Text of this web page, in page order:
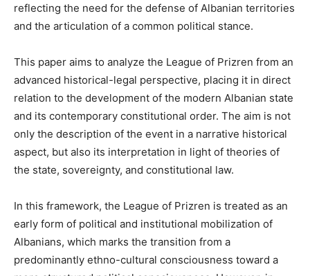
reflecting the need for the defense of Albanian territories
and the articulation of a common political stance.
This paper aims to analyze the League of Prizren from an
advanced historical-legal perspective, placing it in direct
relation to the development of the modern Albanian state
and its contemporary constitutional order. The aim is not
only the description of the event in a narrative historical
aspect, but also its interpretation in light of theories of
the state, sovereignty, and constitutional law.
In this framework, the League of Prizren is treated as an
early form of political and institutional mobilization of
Albanians, which marks the transition from a
predominantly ethno-cultural consciousness toward a